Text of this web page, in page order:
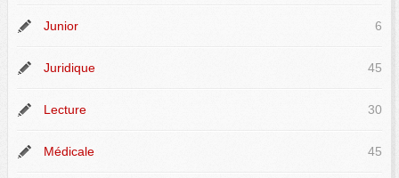
Junior 6
Juridique 45
Lecture 30
Médicale 45